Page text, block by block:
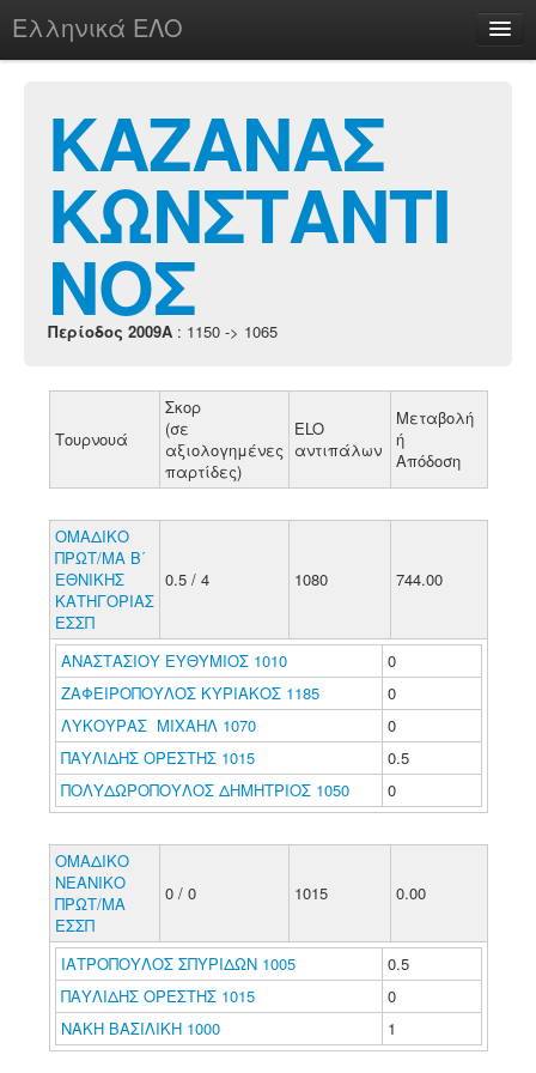
Ελληνικά ΕΛΟ
chesstu.be @ discord
Login
ΚΑΖΑΝΑΣ
ΚΩΝΣΤΑΝΤΙ
ΝΟΣ
Περίοδος 2009A : 1150 -> 1065
Τουρνουά
Σκορ
(σε
αξιολογημένες
παρτίδες)
ELO
αντιπάλων
Μεταβολή
ή
Απόδοση
ΟΜΑΔΙΚΟ
ΠΡΩΤ/ΜΑ Β΄
ΕΘΝΙΚΗΣ
ΚΑΤΗΓΟΡΙΑΣ
ΕΣΣΠ
0.5 / 4 1080 744.00
ΑΝΑΣΤΑΣΙΟΥ ΕΥΘΥΜΙΟΣ 1010
0
ΖΑΦΕΙΡΟΠΟΥΛΟΣ ΚΥΡΙΑΚΟΣ 1185
0
ΛΥΚΟΥΡΑΣ ΜΙΧΑΗΛ 1070
0
ΠΑΥΛΙΔΗΣ ΟΡΕΣΤΗΣ 1015
0.5
ΠΟΛΥΔΩΡΟΠΟΥΛΟΣ ΔΗΜΗΤΡΙΟΣ 1050
0
ΟΜΑΔΙΚΟ
ΝΕΑΝΙΚΟ
ΠΡΩΤ/ΜΑ
ΕΣΣΠ
0 / 0 1015 0.00
ΙΑΤΡΟΠΟΥΛΟΣ ΣΠΥΡΙΔΩΝ 1005
0.5
ΠΑΥΛΙΔΗΣ ΟΡΕΣΤΗΣ 1015
0
ΝΑΚΗ ΒΑΣΙΛΙΚΗ 1000
1